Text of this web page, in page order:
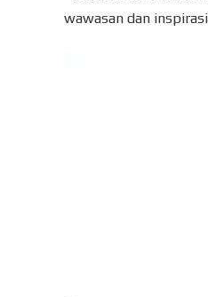
wawasan dan